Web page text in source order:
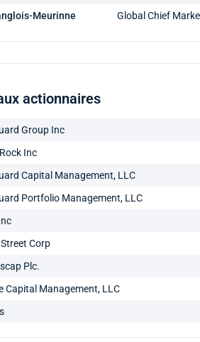
Meurinne
Global Chief
actionnaires
Group Inc
Inc
Capital Management, LLC
Portfolio Management, LLC
Corp
Plc.
Capital Management, LLC